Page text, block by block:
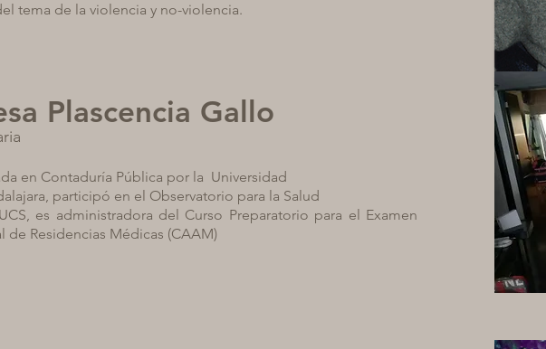
tema de la violencia y no-violencia.
Plascencia Gallo
en Contaduría Pública por la Universidad
participó en el Observatorio para la Salud
es administradora del Curso Preparatorio para el Examen
de Residencias Médicas (CAAM)